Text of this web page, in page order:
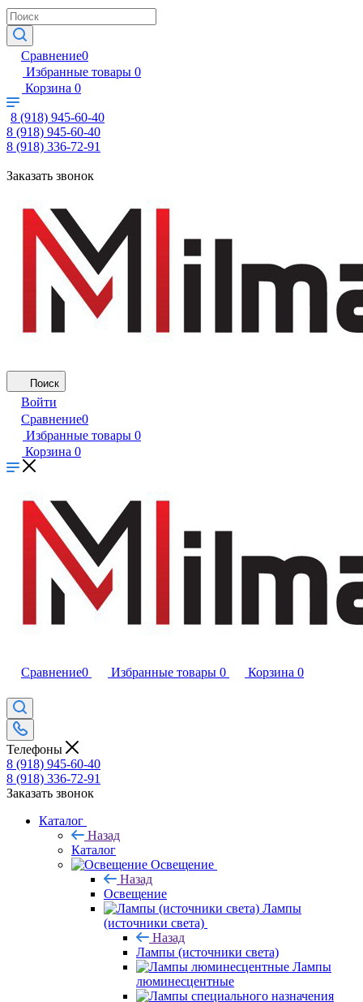
Сравнение0
Избранные товары 0
Корзина 0
8 (918) 945-60-40
8 (918) 945-60-40
8 (918) 336-72-91
Заказать звонок
Поиск
Войти
Сравнение0
Избранные товары 0
Корзина 0
Сравнение0 Избранные товары 0 Корзина 0
Телефоны
8 (918) 945-60-40
8 (918) 336-72-91
Заказать звонок
Каталог
Назад
Каталог
Освещение
Назад
Освещение
Лампы
(источники света)
Назад
Лампы (источники света)
Лампы
люминесцентные